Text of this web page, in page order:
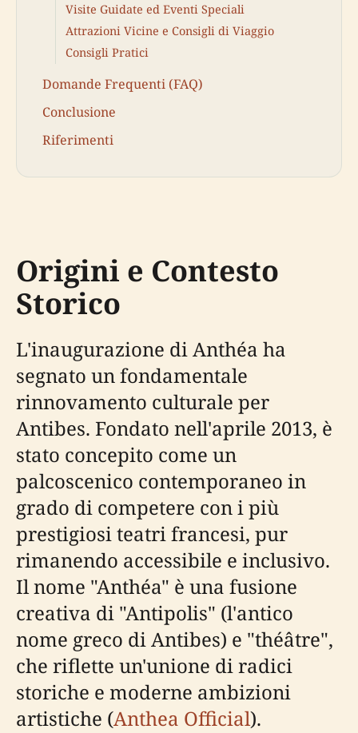
Visite Guidate ed Eventi Speciali
Attrazioni Vicine e Consigli di Viaggio
Consigli Pratici
Domande Frequenti (FAQ)
Conclusione
Riferimenti
Origini e Contesto
Storico
L'inaugurazione di Anthéa ha
segnato un fondamentale
rinnovamento culturale per
Antibes. Fondato nell'aprile 2013, è
stato concepito come un
palcoscenico contemporaneo in
grado di competere con i più
prestigiosi teatri francesi, pur
rimanendo accessibile e inclusivo.
Il nome "Anthéa" è una fusione
creativa di "Antipolis" (l'antico
nome greco di Antibes) e "théâtre",
che riflette un'unione di radici
storiche e moderne ambizioni
artistiche (Anthea Official).